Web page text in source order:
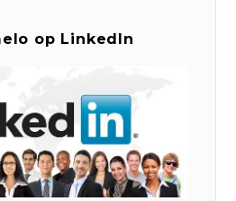
op LinkedIn